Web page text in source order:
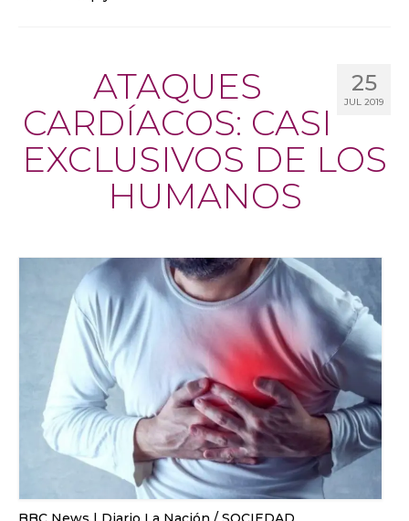
25
JUL 2019
ATAQUES
CARDÍACOS: CASI
EXCLUSIVOS DE LOS
HUMANOS